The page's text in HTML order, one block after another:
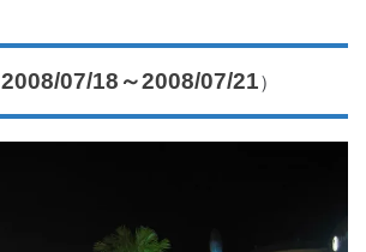
2008/07/18～2008/07/21）